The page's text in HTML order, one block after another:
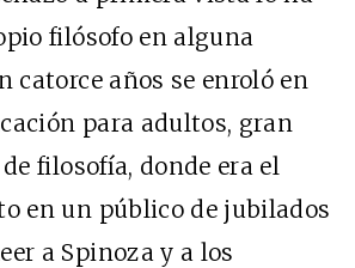
filósofo en alguna
catorce años se enroló en
para adultos, gran
filosofía, donde era el
en un público de jubilados
a Spinoza y a los